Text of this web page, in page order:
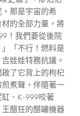
那是宇宙的希
的全部力量，將
！我們要從後院
「不行！燃料是
娃娃特務抗議。
了它背上的枸杞
煮聲，伴隨著一
、K-999咬著
醋狂的醋罐機器